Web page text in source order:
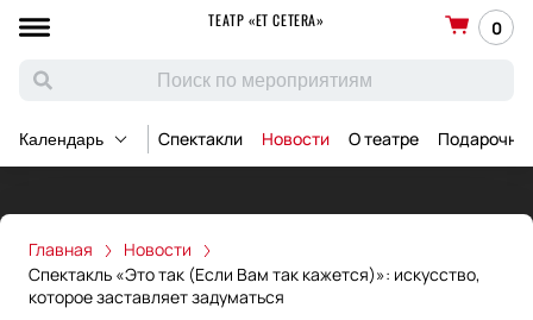
ТЕАТР «ET CETERA» 0
Календарь Спектакли Новости О театре
Главная
Новости
Спектакль «Это так (Если Вам так кажется)»: искусство,
которое заставляет задуматься